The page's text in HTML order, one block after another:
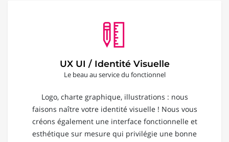
UX UI / Identité Visuelle
Le beau au service du fonctionnel
Logo, charte graphique, illustrations : nous
faisons naître votre identité visuelle ! Nous vous
créons également une interface fonctionnelle et
esthétique sur mesure qui privilégie une bonne